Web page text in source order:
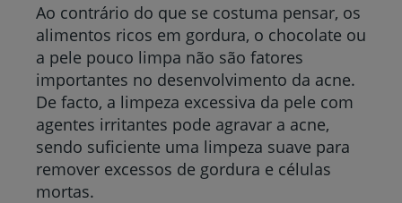
Ao contrário do que se costuma pensar, os
alimentos ricos em gordura, o chocolate ou
a pele pouco limpa não são fatores
importantes no desenvolvimento da acne.
De facto, a limpeza excessiva da pele com
agentes irritantes pode agravar a acne,
sendo suficiente uma limpeza suave para
remover excessos de gordura e células
mortas.